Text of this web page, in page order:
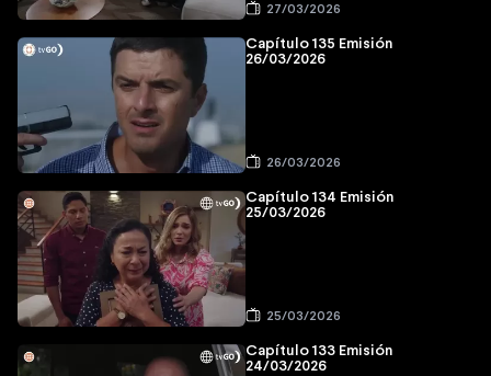
27/03/2026
Capítulo 135 Emisión
26/03/2026
26/03/2026
Capítulo 134 Emisión
25/03/2026
25/03/2026
Capítulo 133 Emisión
24/03/2026